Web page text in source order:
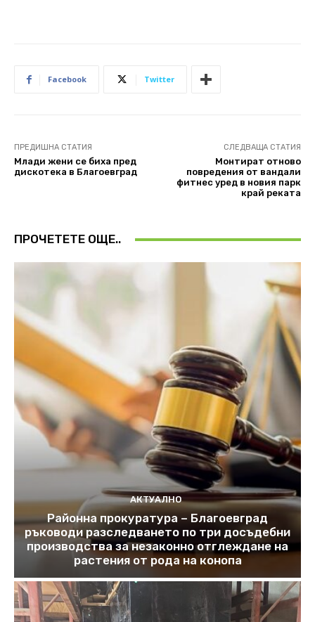
Facebook Twitter
ПРЕДИШНА СТАТИЯ
Млади жени се биха пред
дискотека в Благоевград
СЛЕДВАЩА СТАТИЯ
Mонтират отново
повредения от вандали
фитнес уред в новия парк
край реката
ПРОЧЕТЕТЕ ОЩЕ..
АКТУАЛНО
Районна прокуратура – Благоевград
ръководи разследването по три досъдебни
производства за незаконно отглеждане на
растения от рода на конопа